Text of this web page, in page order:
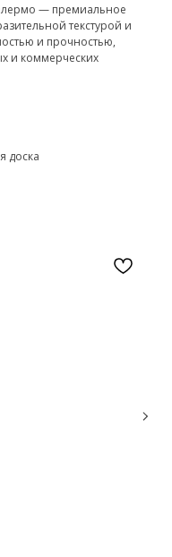
— премиальное
текстурой и
и прочностью,
и коммерческих
доска